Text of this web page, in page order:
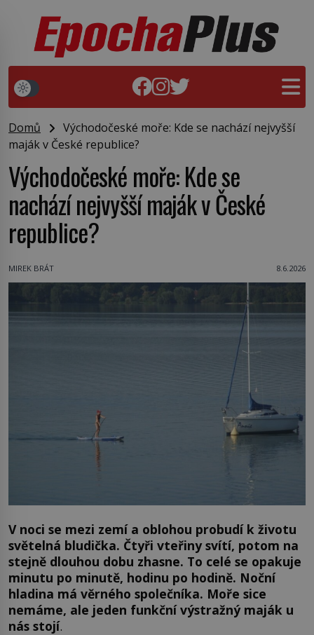
Domů
Východočeské moře: Kde se nachází nejvyšší
maják v České republice?
Východočeské moře: Kde se
nachází nejvyšší maják v České
republice?
MIREK BRÁT 8.6.2026
V noci se mezi zemí a oblohou probudí k životu
světelná bludička. Čtyři vteřiny svítí, potom na
stejně dlouhou dobu zhasne. To celé se opakuje
minutu po minutě, hodinu po hodině. Noční
hladina má věrného společníka. Moře sice
nemáme, ale jeden funkční výstražný maják u
nás stojí.